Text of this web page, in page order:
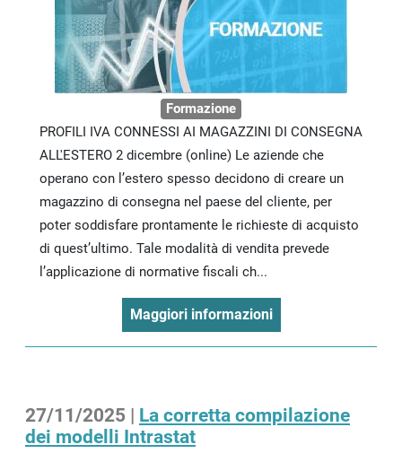
Formazione
PROFILI IVA CONNESSI AI MAGAZZINI DI CONSEGNA
ALL'ESTERO 2 dicembre (online) Le aziende che
operano con l’estero spesso decidono di creare un
magazzino di consegna nel paese del cliente, per
poter soddisfare prontamente le richieste di acquisto
di quest’ultimo. Tale modalità di vendita prevede
l’applicazione di normative fiscali ch...
Maggiori informazioni
27/11/2025 | La corretta compilazione
dei modelli Intrastat